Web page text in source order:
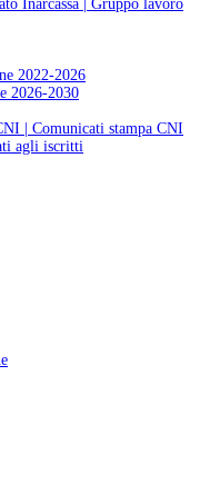
Inarcassa | Gruppo lavoro
2022-2026
2026-2030
| Comunicati stampa CNI
agli iscritti